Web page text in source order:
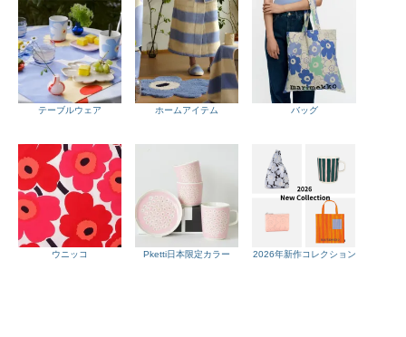
テーブルウェア ホームアイテム バッグ
ウニッコ Pketti日本限定カラー 2026年新作コレクション